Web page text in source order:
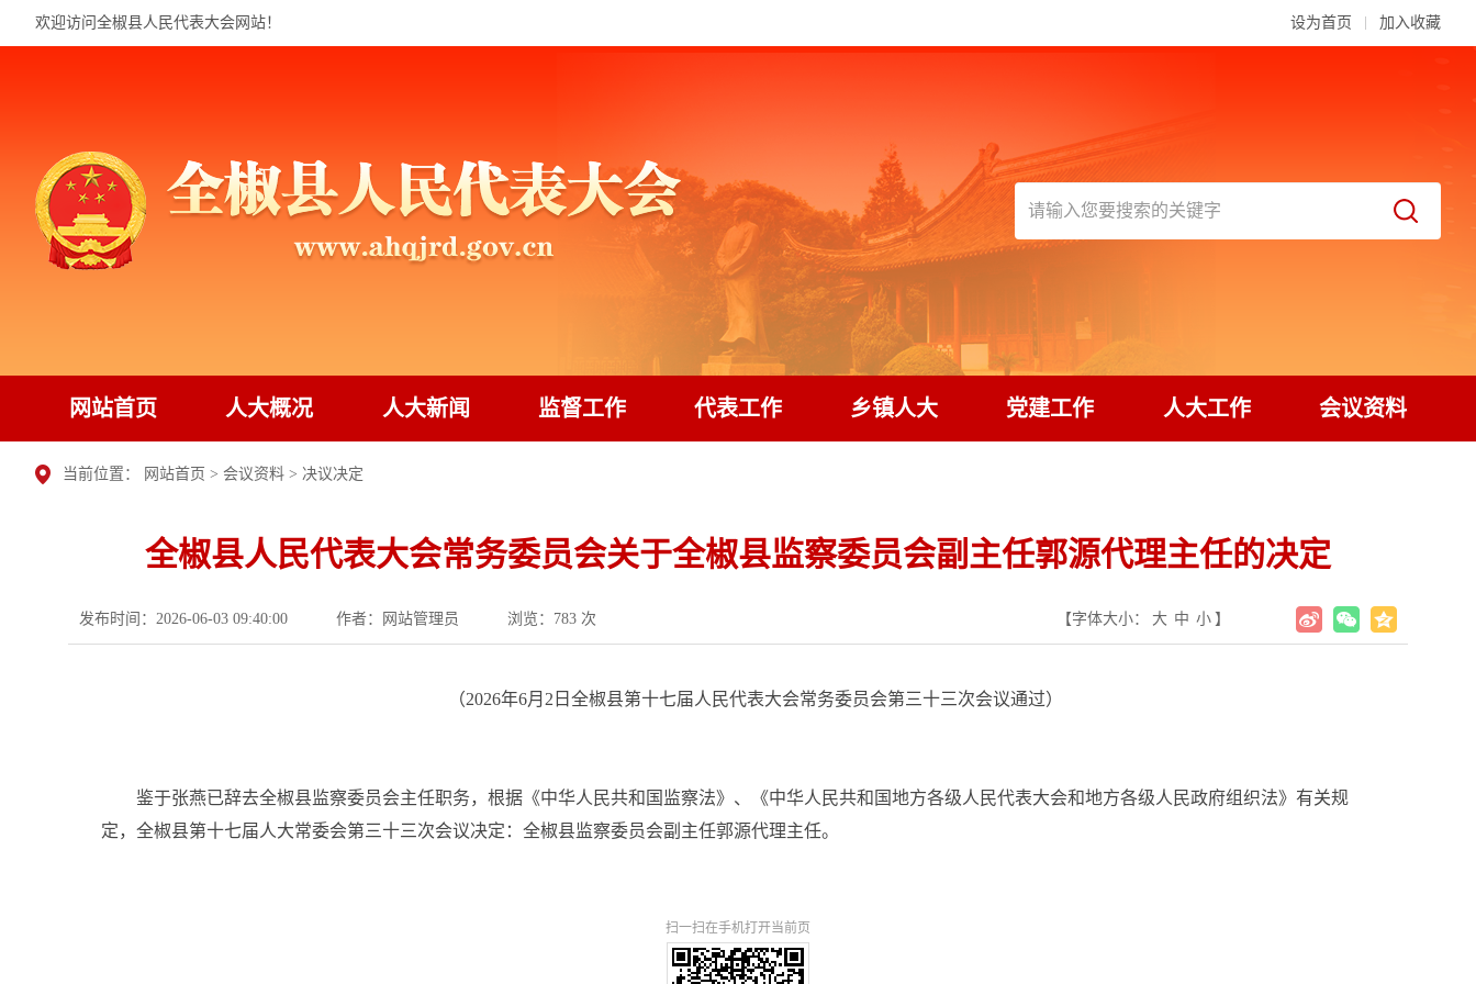
欢迎访问全椒县人民代表大会网站！ 设为首页 加入收藏
网站首页 人大概况 人大新闻 监督工作 代表工作 乡镇人大 党建工作 人大工作 会议资料
当前位置： 网站首页 > 会议资料 > 决议决定
全椒县人民代表大会常务委员会关于全椒县监察委员会副主任郭源代理主任的决定
发布时间：2026-06-03 09:40:00 作者：网站管理员 浏览：783 次 【字体大小： 大 中 小 】
（2026年6月2日全椒县第十七届人民代表大会常务委员会第三十三次会议通过）
鉴于张燕已辞去全椒县监察委员会主任职务，根据《中华人民共和国监察法》、《中华人民共和国地方各级人民代表大会和地方各级人民政府组织法》有关规
定，全椒县第十七届人大常委会第三十三次会议决定：全椒县监察委员会副主任郭源代理主任。
扫一扫在手机打开当前页